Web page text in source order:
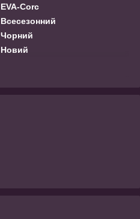
EVA-Corc
Всесезонний
Чорний
Новий